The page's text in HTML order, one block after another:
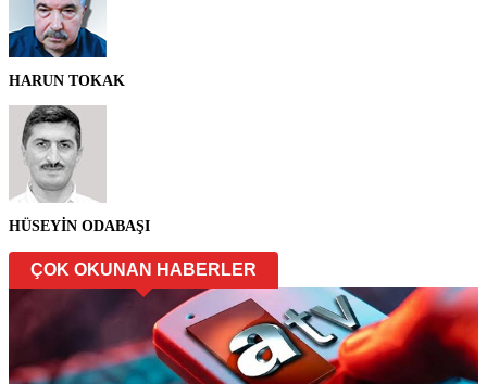
HARUN TOKAK
HÜSEYİN ODABAŞI
ÇOK OKUNAN HABERLER